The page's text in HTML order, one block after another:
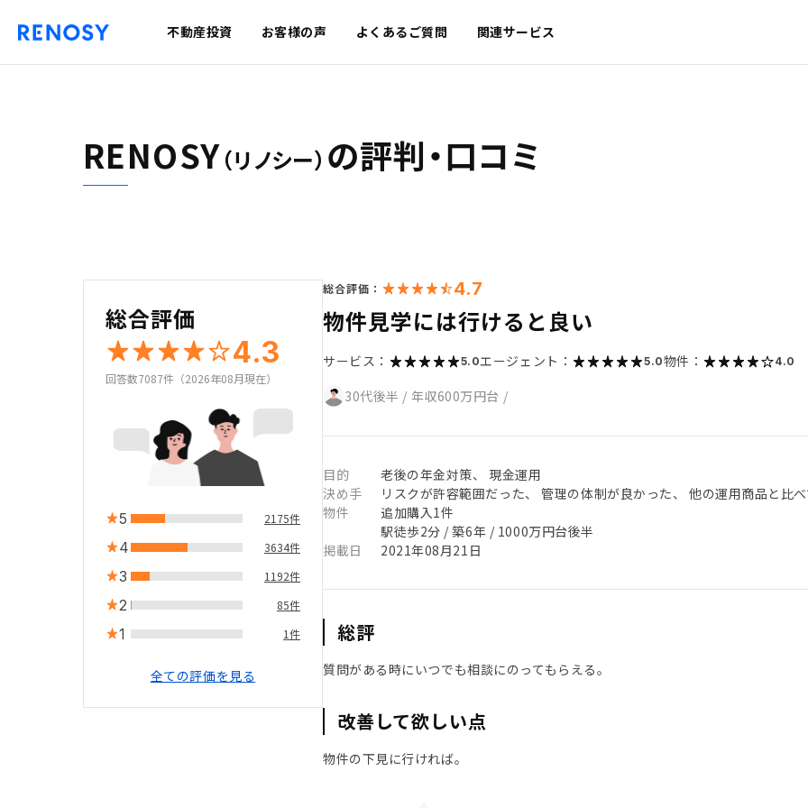
不動産投資 お客様の声 よくあるご質問 関連サービス
RENOSY（リノシー） の評判・口コミ
総合評価
4.3
回答数7087件（2026年08月現在）
5 2175件
4 3634件
3 1192件
2 85件
1 1件
全ての評価を見る
総合評価： 4.7
物件見学には行けると良い
サービス： 5.0エージェント： 5.0物件： 4.0
30代後半 / 年収600万円台 /
目的
老後の年金対策、 現金運用
決め手
リスクが許容範囲だった、 管理の体制が良かった、 他の運用商品と比
物件
追加購入1件
駅徒歩2分 / 築6年 / 1000万円台後半
掲載日
2021年08月21日
総評
質問がある時にいつでも相談にのってもらえる。
改善して欲しい点
物件の下見に行ければ。